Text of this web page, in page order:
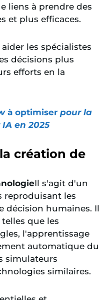
liens à prendre des
et plus efficaces.
les spécialistes
décisions plus
efforts en la
à optimiserpour la
en 2025
création de
Il s'agit d'un
reproduisant les
décision humaines. Il
que les
l'apprentissage
automatique du
simulateurs
similaires.